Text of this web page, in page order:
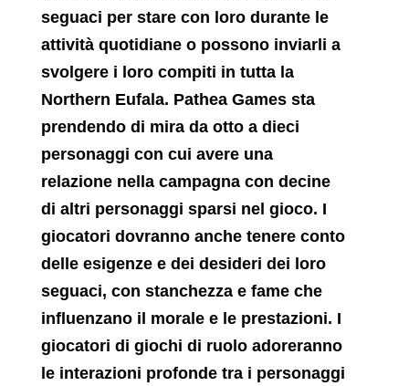
seguaci per stare con loro durante le
attività quotidiane o possono inviarli a
svolgere i loro compiti in tutta la
Northern Eufala. Pathea Games sta
prendendo di mira da otto a dieci
personaggi con cui avere una
relazione nella campagna con decine
di altri personaggi sparsi nel gioco. I
giocatori dovranno anche tenere conto
delle esigenze e dei desideri dei loro
seguaci, con stanchezza e fame che
influenzano il morale e le prestazioni. I
giocatori di giochi di ruolo adoreranno
le interazioni profonde tra i personaggi